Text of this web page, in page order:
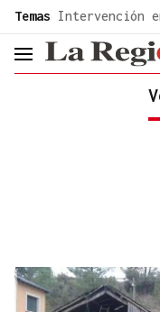
common.go-to-content
Temas Intervención
header.menu.open